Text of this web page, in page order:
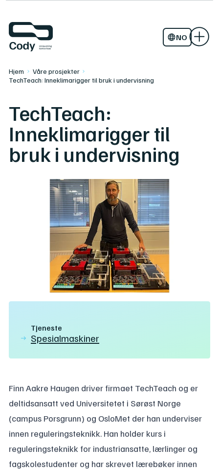
NO
EN
TITAAN
Hjem
Våre prosjekter
TechTeach: Inneklimarigger til bruk i undervisning
TechTeach:
Inneklimarigger til
bruk i undervisning
Tjeneste
Spesialmaskiner
Finn Aakre Haugen driver firmaet TechTeach og er
deltidsansatt ved Universitetet i Sørøst Norge
(campus Porsgrunn) og OsloMet der han underviser
innen reguleringsteknikk. Han holder kurs i
reguleringsteknikk for industriansatte, lærlinger og
fagskolestudenter og har skrevet lærebøker innen